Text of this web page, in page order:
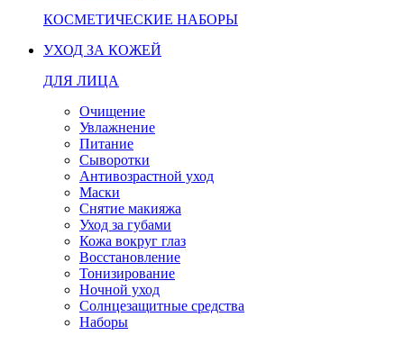
КОСМЕТИЧЕСКИЕ НАБОРЫ
УХОД ЗА КОЖЕЙ
ДЛЯ ЛИЦА
Очищение
Увлажнение
Питание
Сыворотки
Антивозрастной уход
Маски
Снятие макияжа
Уход за губами
Кожа вокруг глаз
Восстановление
Тонизирование
Ночной уход
Солнцезащитные средства
Наборы